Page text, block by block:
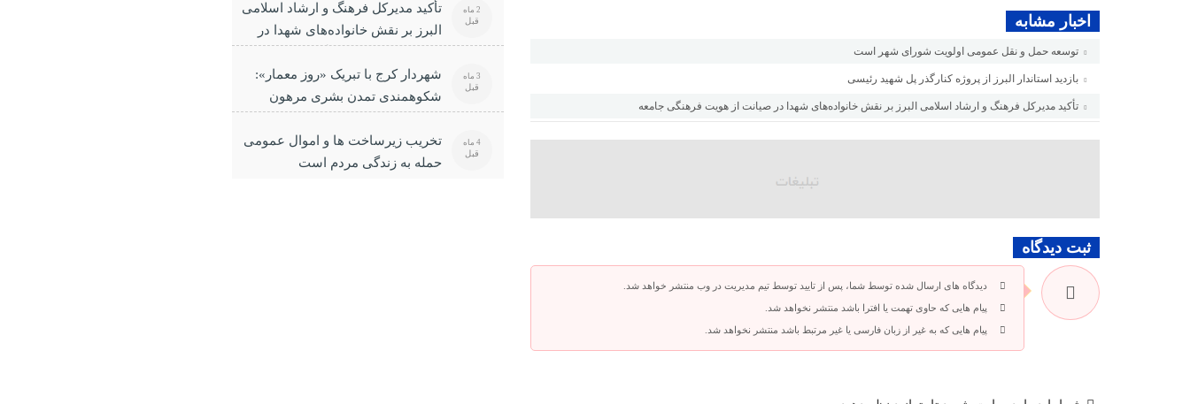
اخبار مشابه
توسعه حمل و نقل عمومی اولویت شورای شهر است
بازدید استاندار البرز از پروژه کنارگذر پل شهید رئیسی
تأکید مدیرکل فرهنگ و ارشاد اسلامی البرز بر نقش خانواده‌های شهدا در صیانت از هویت فرهنگی جامعه
ثبت دیدگاه
دیدگاه های ارسال شده توسط شما، پس از تایید توسط تیم مدیریت در وب منتشر خواهد شد.
پیام هایی که حاوی تهمت یا افترا باشد منتشر نخواهد شد.
پیام هایی که به غیر از زبان فارسی یا غیر مرتبط باشد منتشر نخواهد شد.
تأکید مدیرکل فرهنگ و ارشاد اسلامی
البرز بر نقش خانواده‌های شهدا در
2 ماه
قبل
شهردار کرج با تبریک «روز معمار»:
شکوهمندی تمدن بشری مرهون
3 ماه
قبل
تخریب زیرساخت ها و اموال عمومی
حمله به زندگی مردم است
4 ماه
قبل